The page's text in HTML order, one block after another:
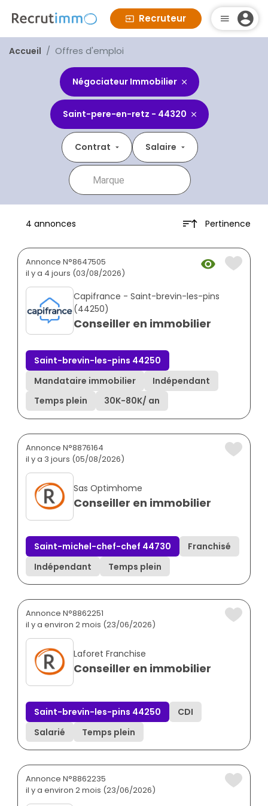
Recruteur
Accueil Offres d'emploi
Négociateur Immobilier
Saint-pere-en-retz - 44320
Contrat Salaire
4 annonces Pertinence
Annonce N°8647505
il y a 4 jours (03/08/2026)
Capifrance - Saint-brevin-les-pins
(44250)
Conseiller en immobilier
Saint-brevin-les-pins 44250
Mandataire immobilier
Indépendant
Temps plein
30K-80K/ an
Annonce N°8876164
il y a 3 jours (05/08/2026)
Sas Optimhome
Conseiller en immobilier
Saint-michel-chef-chef 44730
Franchisé
Indépendant
Temps plein
Annonce N°8862251
il y a environ 2 mois (23/06/2026)
Laforet Franchise
Conseiller en immobilier
Saint-brevin-les-pins 44250
CDI
Salarié
Temps plein
Annonce N°8862235
il y a environ 2 mois (23/06/2026)